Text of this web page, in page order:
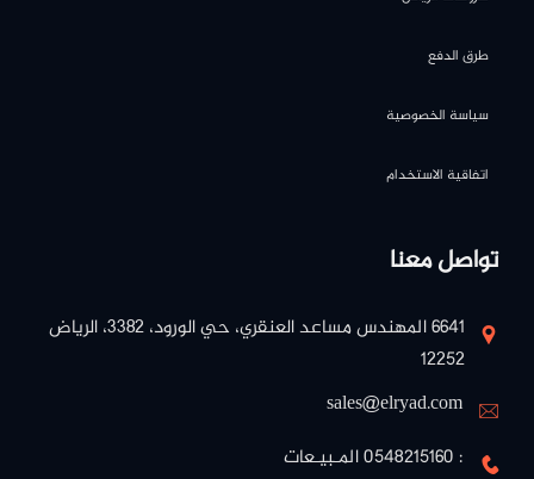
طرق الدفع
سياسة الخصوصية
اتفاقية الاستخدام
تواصل معنا
٦٦٤١ المهندس مساعد العنقري، حي الورود، ٣٣٨٢، الرياض
١٢٢٥٢
sales@elryad.com
: 0548215160 المـبيـعات